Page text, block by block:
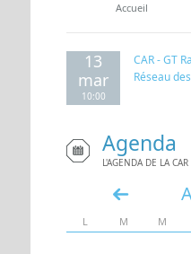
Vous êtes ici
Accueil
13
mar
10:00
CAR - GT
Réseau
Agenda
L'AGENDA DE LA CAR
«
L M M